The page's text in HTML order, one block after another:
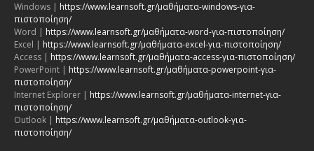
Windows | https://www.learnsoft.gr/μαθήματα-windows-για-
πιστοποίηση/
Word | https://www.learnsoft.gr/μαθήματα-word-για-πιστοποίηση/
Excel | https://www.learnsoft.gr/μαθήματα-excel-για-πιστοποίηση/
Access | https://www.learnsoft.gr/μαθήματα-access-για-πιστοποίηση/
PowerPoint | https://www.learnsoft.gr/μαθήματα-powerpoint-για-
πιστοποίηση/
Internet Explorer | https://www.learnsoft.gr/μαθήματα-internet-για-
πιστοποίηση/
Outlook | https://www.learnsoft.gr/μαθήματα-outlook-για-
πιστοποίηση/